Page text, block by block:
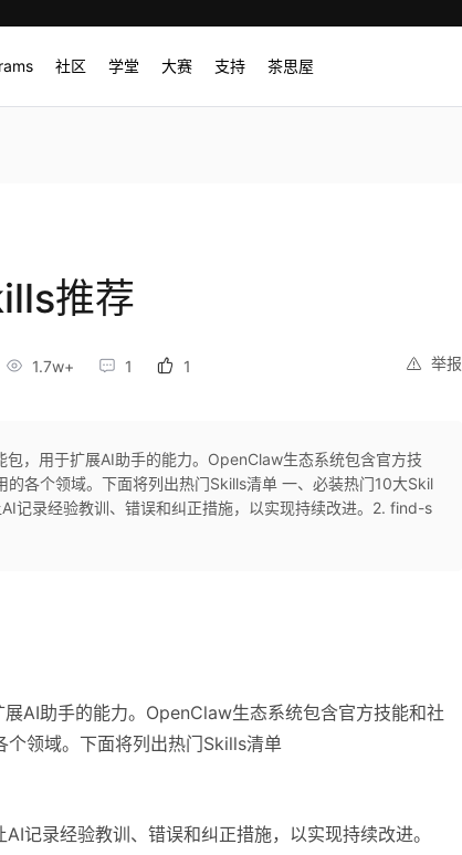
社区 学堂 大赛 支持 茶思屋
推荐
举报
1.7w+ 1 1
包，用于扩展AI助手的能力。OpenClaw生态系统包含官方技
各个领域。下面将列出热门Skills清单 一、必装热门10大Skil
记录经验教训、错误和纠正措施，以实现持续改进。2. find-s
AI助手的能力。OpenClaw生态系统包含官方技能和社
个领域。下面将列出热门Skills清单
记录经验教训、错误和纠正措施，以实现持续改进。